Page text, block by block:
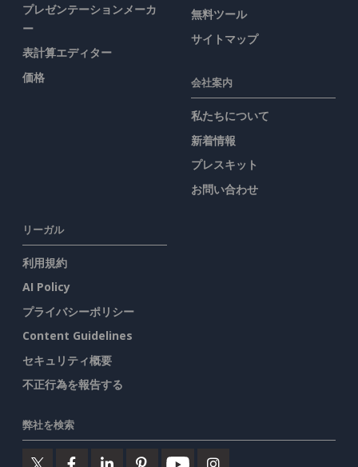
プレゼンテーションメーカ
ー
表計算エディター
価格
無料ツール
サイトマップ
会社案内
私たちについて
新着情報
プレスキット
お問い合わせ
リーガル
利用規約
AI Policy
プライバシーポリシー
Content Guidelines
セキュリティ概要
不正行為を報告する
弊社を検索